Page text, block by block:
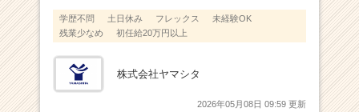
が
あ
た
学歴不問 土日休み フレックス
未経験OK
残業少なめ
初任給20万円以上
株式会社ヤマシタ
2026年05月08日 09:59 更新